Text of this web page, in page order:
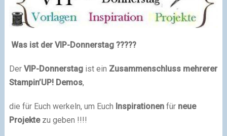
Was ist der VIP-Donnerstag ?????
Der VIP-Donnerstagist ein Zusammenschluss mehrerer
Stampin’UP! Demos,
die für Euch werkeln, um Euch Inspirationen für neue
Projekte zu geben !!!!